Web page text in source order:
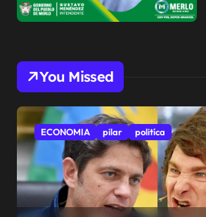
You Missed
ECONOMIA pilar politíca